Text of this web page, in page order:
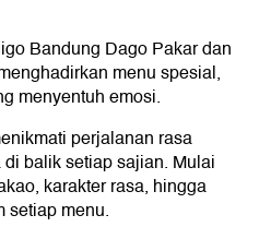
Bandung Dago Pakar dan
menu spesial,
menyentuh emosi.
perjalanan rasa
balik setiap sajian. Mulai
karakter rasa, hingga
setiap menu.